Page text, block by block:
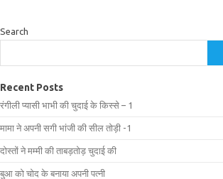
Search
Recent Posts
रंगीली प्यासी भाभी की चुदाई के किस्से – 1
मामा ने अपनी सगी भांजी की सील तोड़ी -1
दोस्तों ने मम्मी की ताबड़तोड़ चुदाई की
बुआ को चोद के बनाया अपनी पत्नी